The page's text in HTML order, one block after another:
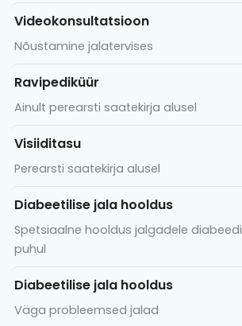
Videokonsultatsioon
Nõustamine jalatervises
Ravipediküür
Ainult perearsti saatekirja alusel
Visiiditasu
Perearsti saatekirja alusel
Diabeetilise jala hooldus
Spetsiaalne hooldus jalgadele diabeedi
puhul
Diabeetilise jala hooldus
Väga probleemsed jalad